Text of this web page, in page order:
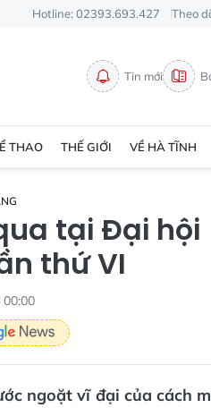
Hotline: 02393.693.427 Theo
Tin mới
THAO THẾ GIỚI VỀ HÀ TĨNH
tại Đại hội
thứ VI
00:00
ngoặt vĩ đại của cách